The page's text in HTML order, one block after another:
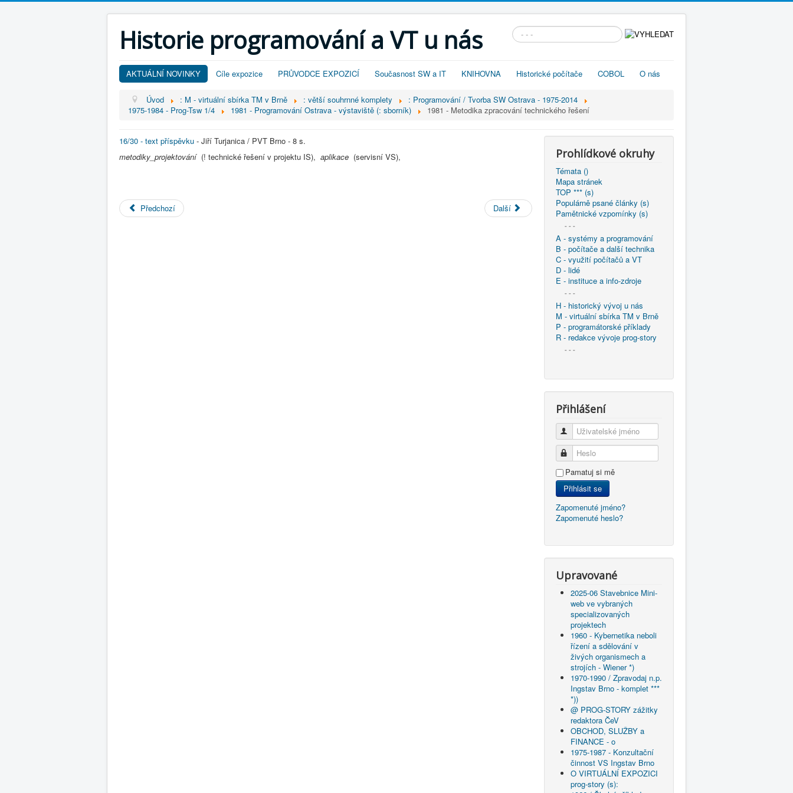
Historie programování a VT u nás Vyhledávání...
AKTUÁLNÍ NOVINKY Cíle expozice PRŮVODCE EXPOZICÍ Současnost SW a IT KNIHOVNA Historické počítače COBOL O nás
Úvod : M - virtuální sbírka TM v Brně : větší souhrnné komplety
: Programování / Tvorba SW Ostrava - 1975-2014
1975-1984 - Prog-Tsw 1/4
1981 - Programování Ostrava - výstaviště (: sborník) 1981 - Metodika zpracování technického řešení
16/30 - text příspěvku - Jiří Turjanica / PVT Brno - 8 s.
metodiky_projektování (! technické řešení v projektu IS), aplikace (servisní VS),
Předchozí Další
Prohlídkové okruhy
Témata ()
Mapa stránek
TOP *** (s)
Populárně psané články (s)
Pamětnické vzpomínky (s)
- - -
A - systémy a programování
B - počítače a další technika
C - využití počítačů a VT
D - lidé
E - instituce a info-zdroje
- - -
H - historický vývoj u nás
M - virtuální sbírka TM v Brně
P - programátorské příklady
R - redakce vývoje prog-story
- - -
Přihlášení
Uživatelské jméno
Heslo
Pamatuj si mě
Přihlásit se
Zapomenuté jméno?
Zapomenuté heslo?
Upravované
2025-06 Stavebnice Mini-
web ve vybraných
specializovaných
projektech
1960 - Kybernetika neboli
řízení a sdělování v
živých organismech a
strojích - Wiener *)
1970-1990 / Zpravodaj n.p.
Ingstav Brno - komplet ***
*))
@ PROG-STORY zážitky
redaktora ČeV
OBCHOD, SLUŽBY a
FINANCE - o
1975-1987 - Konzultační
činnost VS Ingstav Brno
O VIRTUÁLNÍ EXPOZICI
prog-story (s):